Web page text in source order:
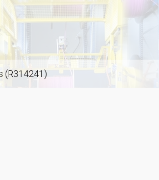
(R314241)